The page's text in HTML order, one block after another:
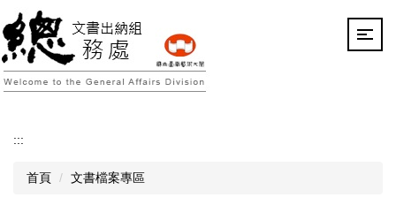
跳
到
主
要
內
:::
首頁 文書檔案專區